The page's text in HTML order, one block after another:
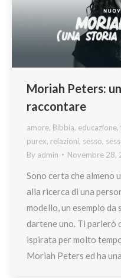
Moriah Peters:
raccontare
amore, Bibbia, educazione,
purex, relazioni, sesso,
By admin Novembre 28,
Sono certa che almeno
alla ricerca di una
modello, un esempio
dartene uno. Ti parlerò
ispirata per molto
Moriah Peters ed ha